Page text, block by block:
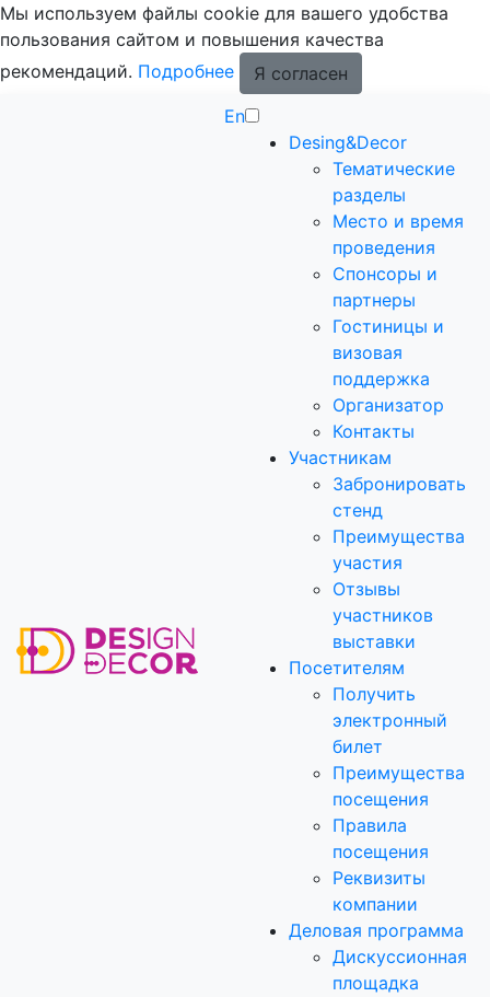
Мы используем файлы cookie для вашего удобства
пользования сайтом и повышения качества
рекомендаций. Подробнее
Я согласен
En
Desing&Decor
Тематические
разделы
Место и время
проведения
Спонсоры и
партнеры
Гостиницы и
визовая
поддержка
Организатор
Контакты
Участникам
Забронировать
стенд
Преимущества
участия
Отзывы
участников
выставки
Посетителям
Получить
электронный
билет
Преимущества
посещения
Правила
посещения
Реквизиты
компании
Деловая программа
Дискуссионная
площадка